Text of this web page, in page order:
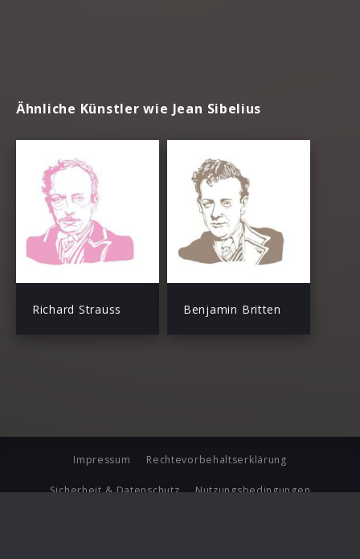
Ähnliche Künstler wie Jean Sibelius
Richard Strauss Benjamin Britten
Impressum Rechtevorbehaltserklärung
Sicherheit & Datenschutz Nutzungsbedingungen